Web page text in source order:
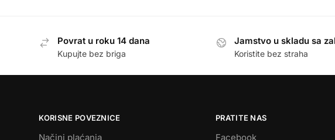
Povrat u roku 14 dana
Kupujte bez briga
Jamstvo u skladu sa
Koristite bez straha
KORISNE POVEZNICE
Načini plaćanja
PRATITE NAS
Facebook